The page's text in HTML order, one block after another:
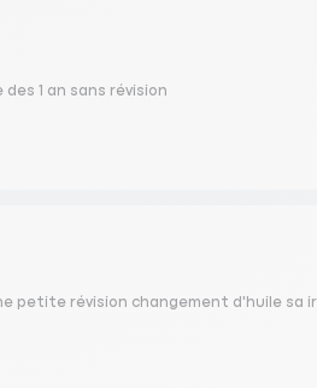
1 an sans révision
petite révision changement d'huile